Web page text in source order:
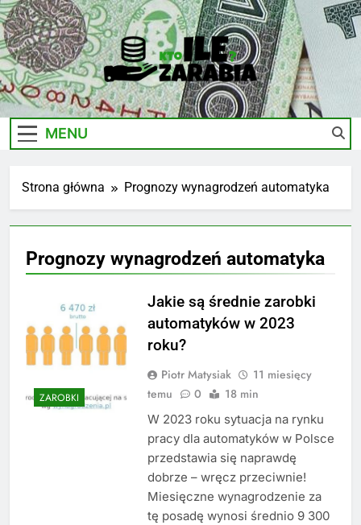
Skip
to
content
Ile-
Zarabia.edu.pl
Zarobki Gwiazd, Ciekawostki I Biznes
MENU
Strona główna Prognozy wynagrodzeń automatyka
Prognozy wynagrodzeń automatyka
ZAROBKI
Jakie są średnie zarobki
automatyków w 2023
roku?
Piotr Matysiak
11 miesięcy
temu
0 18 min
W 2023 roku sytuacja na rynku
pracy dla automatyków w Polsce
przedstawia się naprawdę
dobrze – wręcz przeciwnie!
Miesięczne wynagrodzenie za
tę posadę wynosi średnio 9 300